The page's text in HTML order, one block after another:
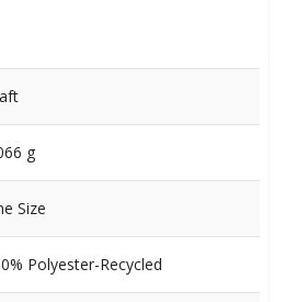
g
Size
Polyester-Recycled